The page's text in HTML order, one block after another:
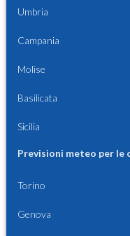
Umbria
Campania
Molise
Basilicata
Sicilia
Previsioni meteo per
Torino
Genova